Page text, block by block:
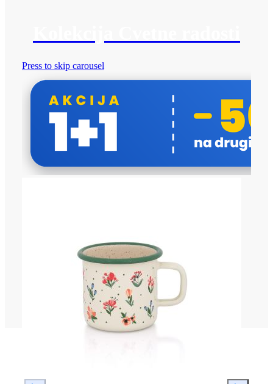
Press to skip carousel